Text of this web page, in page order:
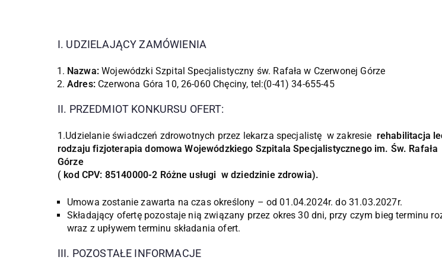
I. UDZIELAJĄCY ZAMÓWIENIA
Nazwa:Wojewódzki Szpital Specjalistyczny św. Rafała w Czerwonej Górze
Adres:Czerwona Góra 10, 26-060 Chęciny, tel:(0-41) 34-655-45
II. PRZEDMIOT KONKURSU OFERT:
1.Udzielanie świadczeń zdrowotnych przez lekarza specjalistę w zakresie rehabilitacja
rodzaju fizjoterapia domowa Wojewódzkiego Szpitala Specjalistycznego im. Św.
Górze
( kod CPV: 85140000-2 Różne usługi w dziedzinie zdrowia).
Umowa zostanie zawarta na czas określony – od 01.04.2024r. do 31.03.2027r.
Składający ofertę pozostaje nią związany przez okres 30 dni, przy czym bieg terminu
wraz z upływem terminu składania ofert.
III. POZOSTAŁE INFORMACJE